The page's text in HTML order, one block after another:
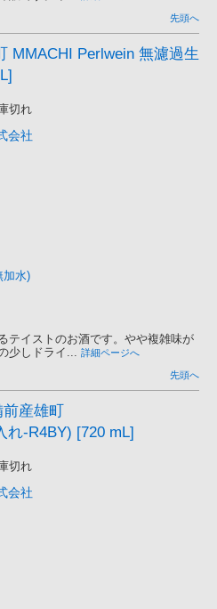
先頭へ
MMACHI Perlwein 無濾過生
切れ
会社
加水)
テイストのお酒です。やや複雑味が
少しドライ... 詳細ページへ
先頭へ
産雄町
-R4BY) [720 mL]
切れ
会社